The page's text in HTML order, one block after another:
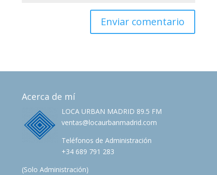
Acerca de mí
LOCA URBAN MADRID 89.5 FM
ventas@locaurbanmadrid.com
Teléfonos de Administración
+34 689 791 283
(Solo Administración)